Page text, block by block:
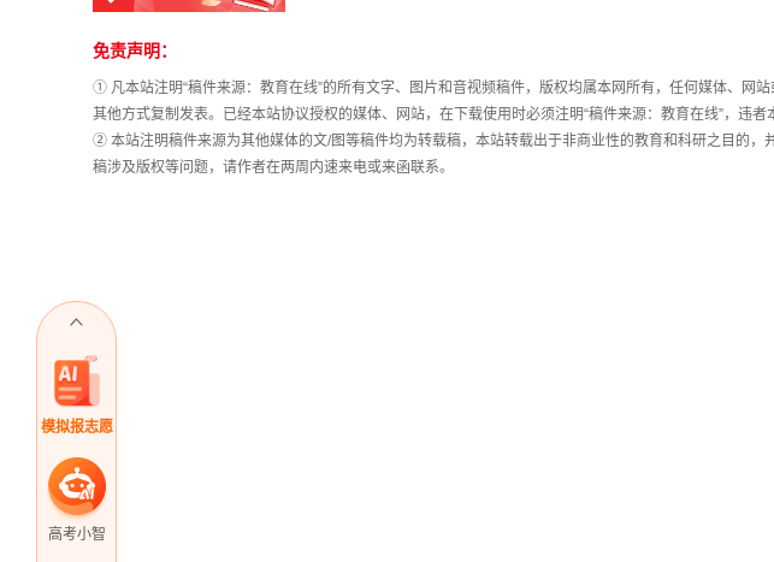
模拟报志愿
高考小智
站
长
统
计
免责声明：
① 凡本站注明“稿件来源：教育在线”的所有文字、图片和音视频稿件，版权均属本网所有，任何媒体、网
其他方式复制发表。已经本站协议授权的媒体、网站，在下载使用时必须注明“稿件来源：教育在线”，违者
② 本站注明稿件来源为其他媒体的文/图等稿件均为转载稿，本站转载出于非商业性的教育和科研之目的，
稿涉及版权等问题，请作者在两周内速来电或来函联系。